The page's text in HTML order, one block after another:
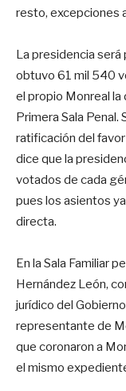
resto, excepciones
La presidencia será
obtuvo 61 mil 540
el propio Monreal
Primera Sala Penal.
ratificación del
dice que la
votados de cada
pues los asientos
directa.
En la Sala Familiar
Hernández León,
jurídico del
representante de
que coronaron a
el mismo